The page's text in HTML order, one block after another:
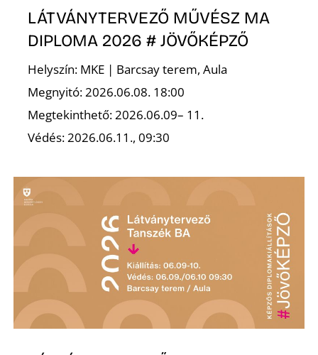
LÁTVÁNYTERVEZŐ MŰVÉSZ MA
DIPLOMA 2026 # JÖVŐKÉPZŐ
Helyszín: MKE | Barcsay terem, Aula
Megnyitó: 2026.06.08. 18:00
Megtekinthető: 2026.06.09– 11.
Védés: 2026.06.11., 09:30